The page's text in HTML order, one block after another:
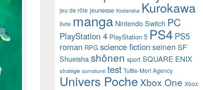
jeu de rôle jeunesse Kodansha Kurokawa
livre manga Nintendo Switch PC
PlayStation 4 PlayStation 5 PS4 PS5
roman RPG science fictionseinen SF
Shueisha shônen sport SQUARE ENIX
stratégie surnaturel test Tuttle-Mori Agency
Univers Poche Xbox One Xbox